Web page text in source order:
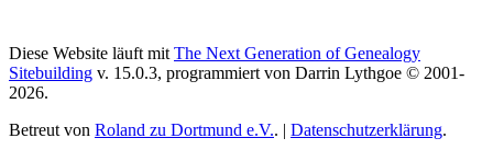
Diese Website läuft mit The Next Generation of Genealogy
Sitebuilding v. 15.0.3, programmiert von Darrin Lythgoe © 2001-
2026.
Betreut von Roland zu Dortmund e.V.. | Datenschutzerklärung.